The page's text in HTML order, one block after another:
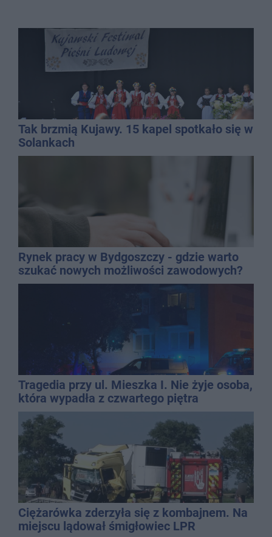
Tak brzmią Kujawy. 15 kapel spotkało się w
Solankach
Rynek pracy w Bydgoszczy - gdzie warto
szukać nowych możliwości zawodowych?
Tragedia przy ul. Mieszka I. Nie żyje osoba,
która wypadła z czwartego piętra
Ciężarówka zderzyła się z kombajnem. Na
miejscu lądował śmigłowiec LPR